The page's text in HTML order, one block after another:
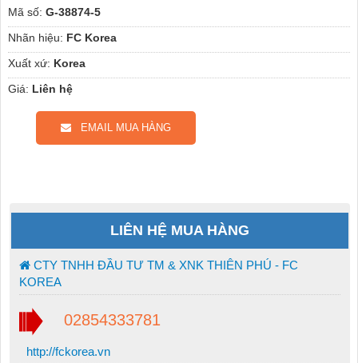
Mã số: G-38874-5
Nhãn hiệu: FC Korea
Xuất xứ: Korea
Giá: Liên hệ
EMAIL MUA HÀNG
LIÊN HỆ MUA HÀNG
CTY TNHH ĐẦU TƯ TM & XNK THIÊN PHÚ - FC
KOREA
02854333781
http://fckorea.vn